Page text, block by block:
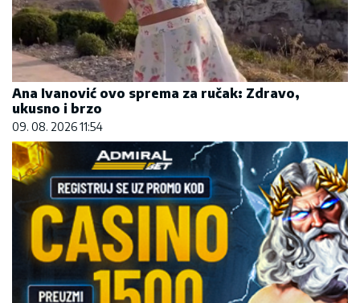
Ana Ivanović ovo sprema za ručak: Zdravo,
ukusno i brzo
09. 08. 2026 11:54